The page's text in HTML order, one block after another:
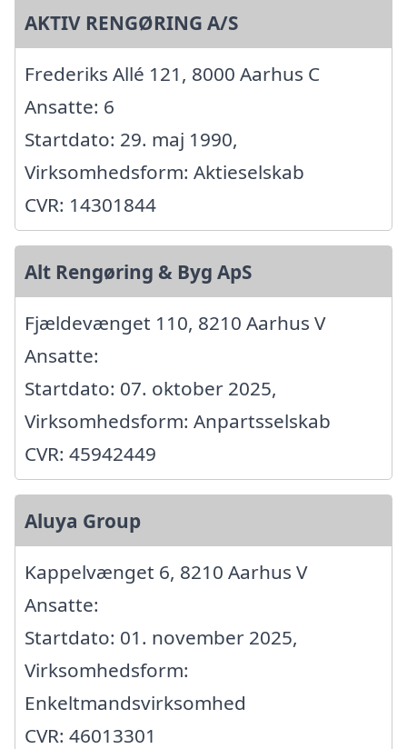
AKTIV RENGØRING A/S
Frederiks Allé 121, 8000 Aarhus C
Ansatte: 6
Startdato: 29. maj 1990,
Virksomhedsform: Aktieselskab
CVR: 14301844
Alt Rengøring & Byg ApS
Fjældevænget 110, 8210 Aarhus V
Ansatte:
Startdato: 07. oktober 2025,
Virksomhedsform: Anpartsselskab
CVR: 45942449
Aluya Group
Kappelvænget 6, 8210 Aarhus V
Ansatte:
Startdato: 01. november 2025,
Virksomhedsform:
Enkeltmandsvirksomhed
CVR: 46013301